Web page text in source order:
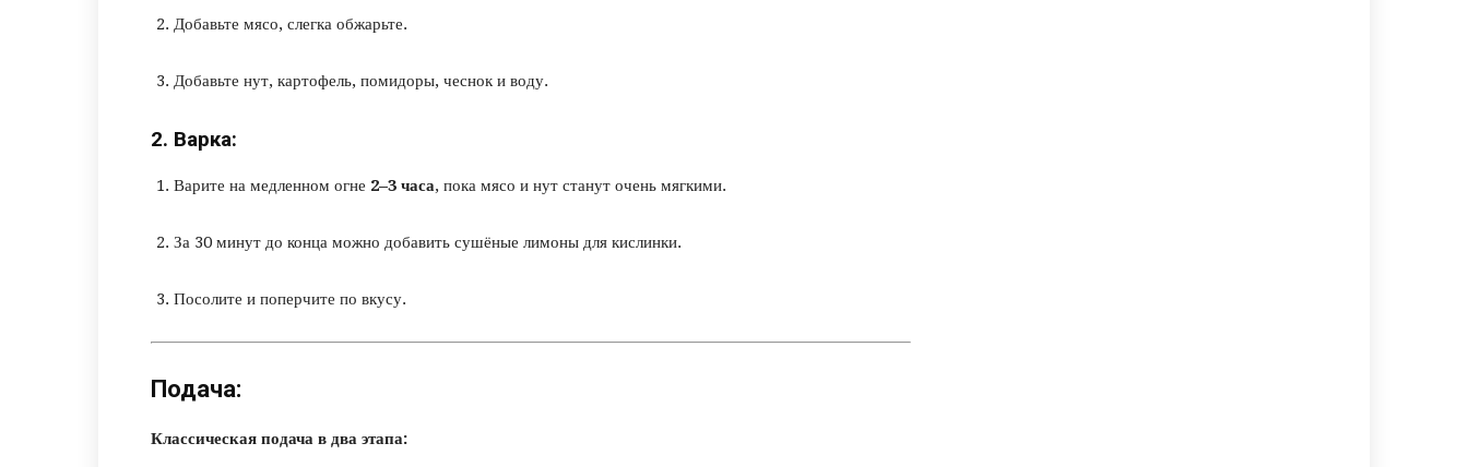
Добавьте мясо, слегка обжарьте.
Добавьте нут, картофель, помидоры, чеснок и воду.
2. Варка:
Варите на медленном огне 2–3 часа, пока мясо и нут станут очень мягкими.
За 30 минут до конца можно добавить сушёные лимоны для кислинки.
Посолите и поперчите по вкусу.
Подача:
Классическая подача в два этапа: